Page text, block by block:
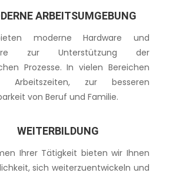
ARBEITSUMGEBUNG
moderne Hardware und
zur Unterstützung der
Prozesse. In vielen Bereichen
Arbeitszeiten, zur besseren
von Beruf und Familie.
WEITERBILDUNG
Ihrer Tätigkeit bieten wir Ihnen
sich weiterzuentwickeln und